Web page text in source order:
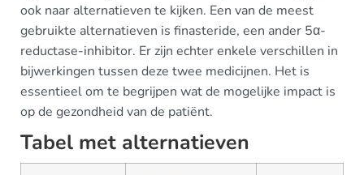
ook naar alternatieven te kijken. Een van de meest
gebruikte alternatieven is finasteride, een ander 5α-
reductase-inhibitor. Er zijn echter enkele verschillen in
bijwerkingen tussen deze twee medicijnen. Het is
essentieel om te begrijpen wat de mogelijke impact is
op de gezondheid van de patiënt.
Tabel met alternatieven